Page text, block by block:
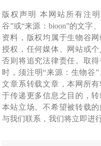
版权声明 本网站所有注
谷”或“来源：bioon”的文字
资料，版权均属于生物谷
授权，任何媒体、网站或个
否则将追究法律责任。取
时，须注明“来源：生物谷
文章系转载文章，本网所
于传递更多信息之目的，
本站立场。不希望被转载
与我们联系，我们将立即进